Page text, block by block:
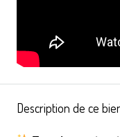
Description de ce